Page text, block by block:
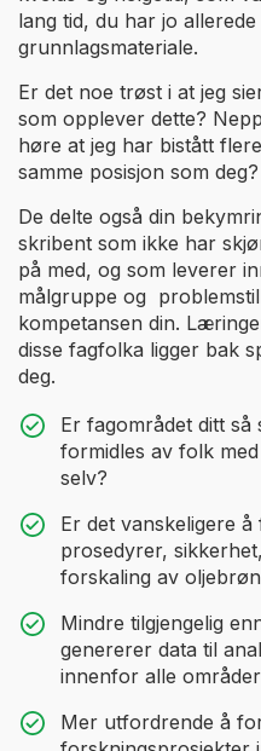
lang tid, du har jo
grunnlagsmateriale.
Er det noe trøst i at jeg
som opplever dette?
høre at jeg har bistått
samme posisjon som deg?
De delte også din
skribent som ikke har
på med, og som leverer
målgruppe og
kompetansen din.
disse fagfolka ligger bak
deg.
Er fagområdet ditt så
formidles av folk
selv?
Er det vanskeligere
prosedyrer,
forskaling av
Mindre tilgjengelig
genererer data til
innenfor alle
Mer utfordrende å